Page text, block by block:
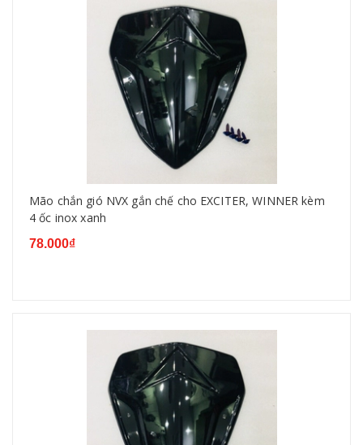
Mão chắn gió NVX gắn chế cho EXCITER, WINNER kèm
4 ốc inox xanh
78.000₫